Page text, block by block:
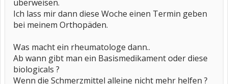
überweisen.
Ich lass mir dann diese Woche einen Termin geben
bei meinem Orthopäden.
Was macht ein rheumatologe dann..
Ab wann gibt man ein Basismedikament oder diese
biologicals ?
Wenn die Schmerzmittel alleine nicht mehr helfen ?